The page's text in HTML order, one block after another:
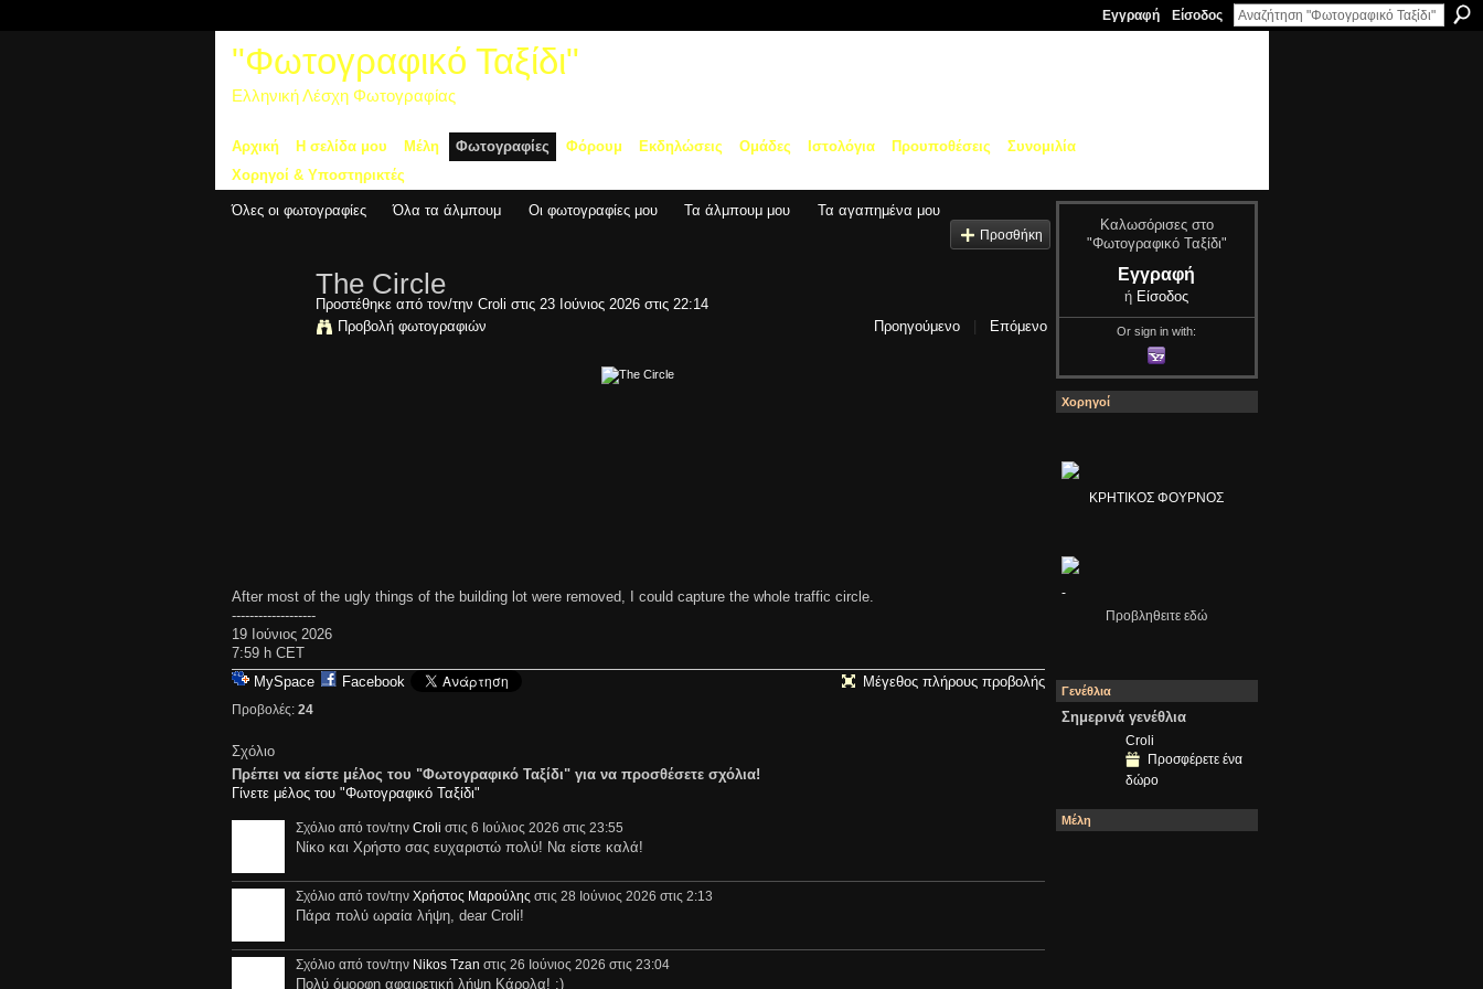
Εγγραφή Είσοδος
"Φωτογραφικό Ταξίδι"
Ελληνική Λέσχη Φωτογραφίας
Αρχική Η σελίδα μου Μέλη Φωτογραφίες Φόρουμ Εκδηλώσεις Ομάδες Ιστολόγια Προυποθέσεις
Συνομιλία
Χορηγοί & Υποστηρικτές
Όλες οι φωτογραφίες Όλα τα άλμπουμ Οι φωτογραφίες μου Τα άλμπουμ μου Τα αγαπημένα μου
Προσθήκη
The Circle
Προστέθηκε από τον/την Croli στις 23 Ιούνιος 2026 στις 22:14
Προβολή φωτογραφιών
Προηγούμενο Επόμενο
After most of the ugly things of the building lot were removed, I could capture the whole traffic circle.
-------------------
19 Ιούνιος 2026
7:59 h CET
MySpace
Facebook
Προβολές: 24
Μέγεθος πλήρους προβολής
Σχόλιο
Πρέπει να είστε μέλος του "Φωτογραφικό Ταξίδι" για να προσθέσετε σχόλια!
Γίνετε μέλος του "Φωτογραφικό Ταξίδι"
Σχόλιο από τον/την Croli στις 6 Ιούλιος 2026 στις 23:55
Νίκο και Χρήστο σας ευχαριστώ πολύ! Να είστε καλά!
Σχόλιο από τον/την Χρήστος Μαρούλης στις 28 Ιούνιος 2026 στις 2:13
Πάρα πολύ ωραία λήψη, dear Croli!
Σχόλιο από τον/την Nikos Tzan στις 26 Ιούνιος 2026 στις 23:04
Πολύ όμορφη αφαιρετική λήψη Κάρολα! :)
Καλωσόρισες στο
"Φωτογραφικό Ταξίδι"
Εγγραφή
ή Είσοδος
Or sign in with:
Χορηγοί
ΚΡΗΤΙΚΟΣ ΦΟΥΡΝΟΣ
-
Προβληθειτε εδώ
Γενέθλια
Σημερινά γενέθλια
Croli
Προσφέρετε ένα
δώρο
Μέλη